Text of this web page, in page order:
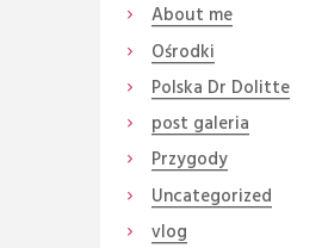
About me
Ośrodki
Polska Dr Dolitte
post galeria
Przygody
Uncategorized
vlog